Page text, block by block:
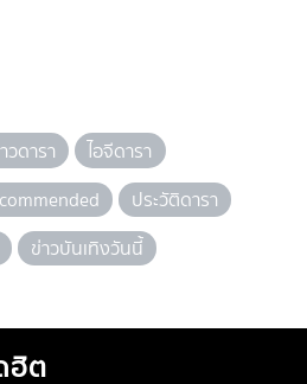
วดารา
ไอจีดารา
ประวัติดารา
ข่าวบันเทิงวันนี้
ฮิต